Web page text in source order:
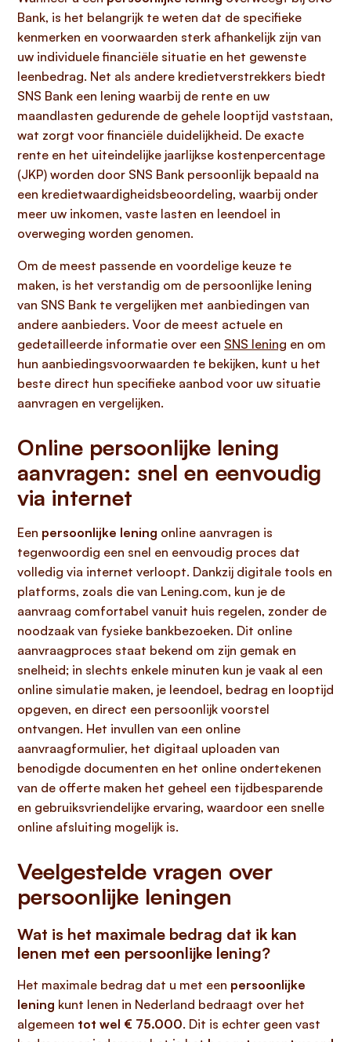
Bank, is het belangrijk te weten dat de specifieke
kenmerken en voorwaarden sterk afhankelijk zijn van
uw individuele financiële situatie en het gewenste
leenbedrag. Net als andere kredietverstrekkers biedt
SNS Bank een lening waarbij de rente en uw
maandlasten gedurende de gehele looptijd vaststaan,
wat zorgt voor financiële duidelijkheid. De exacte
rente en het uiteindelijke jaarlijkse kostenpercentage
(JKP) worden door SNS Bank persoonlijk bepaald na
een kredietwaardigheidsbeoordeling, waarbij onder
meer uw inkomen, vaste lasten en leendoel in
overweging worden genomen.
Om de meest passende en voordelige keuze te
maken, is het verstandig om de persoonlijke lening
van SNS Bank te vergelijken met aanbiedingen van
andere aanbieders. Voor de meest actuele en
gedetailleerde informatie over een SNS lening en om
hun aanbiedingsvoorwaarden te bekijken, kunt u het
beste direct hun specifieke aanbod voor uw situatie
aanvragen en vergelijken.
Online persoonlijke lening
aanvragen: snel en eenvoudig
via internet
Een persoonlijke lening online aanvragen is
tegenwoordig een snel en eenvoudig proces dat
volledig via internet verloopt. Dankzij digitale tools en
platforms, zoals die van Lening.com, kun je de
aanvraag comfortabel vanuit huis regelen, zonder de
noodzaak van fysieke bankbezoeken. Dit online
aanvraagproces staat bekend om zijn gemak en
snelheid; in slechts enkele minuten kun je vaak al een
online simulatie maken, je leendoel, bedrag en looptijd
opgeven, en direct een persoonlijk voorstel
ontvangen. Het invullen van een online
aanvraagformulier, het digitaal uploaden van
benodigde documenten en het online ondertekenen
van de offerte maken het geheel een tijdbesparende
en gebruiksvriendelijke ervaring, waardoor een snelle
online afsluiting mogelijk is.
Veelgestelde vragen over
persoonlijke leningen
Wat is het maximale bedrag dat ik kan
lenen met een persoonlijke lening?
Het maximale bedrag dat u met een persoonlijke
lening kunt lenen in Nederland bedraagt over het
algemeen tot wel € 75.000. Dit is echter geen vast